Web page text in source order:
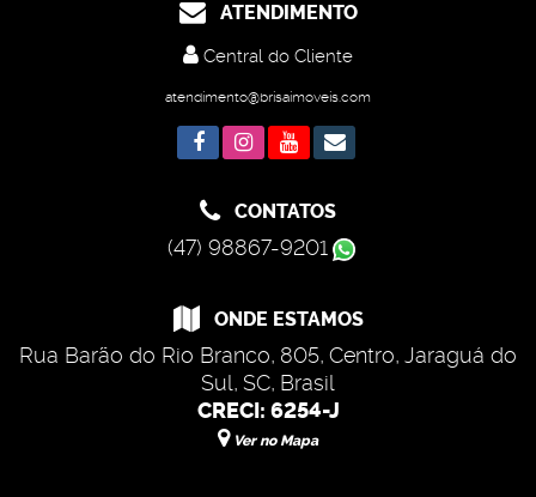
ATENDIMENTO
Central do Cliente
atendimento@brisaimoveis.com
CONTATOS
(47) 98867-9201
ONDE ESTAMOS
Rua Barão do Rio Branco, 805, Centro, Jaraguá do
Sul, SC, Brasil
CRECI: 6254-J
Ver no Mapa